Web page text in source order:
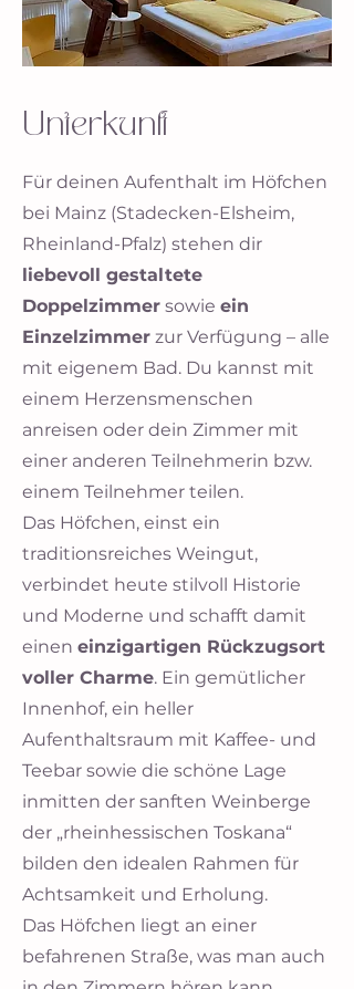
Unterkunft
Für deinen Aufenthalt im Höfchen
bei Mainz (Stadecken-Elsheim,
Rheinland-Pfalz) stehen dir
liebevoll gestaltete
Doppelzimmer sowie ein
Einzelzimmer zur Verfügung – alle
mit eigenem Bad. Du kannst mit
einem Herzensmenschen
anreisen oder dein Zimmer mit
einer anderen Teilnehmerin bzw.
einem Teilnehmer teilen.
Das Höfchen, einst ein
traditionsreiches Weingut,
verbindet heute stilvoll Historie
und Moderne und schafft damit
einen einzigartigen Rückzugsort
voller Charme. Ein gemütlicher
Innenhof, ein heller
Aufenthaltsraum mit Kaffee- und
Teebar sowie die schöne Lage
inmitten der sanften Weinberge
der „rheinhessischen Toskana“
bilden den idealen Rahmen für
Achtsamkeit und Erholung.
Das Höfchen liegt an einer
befahrenen Straße, was man auch